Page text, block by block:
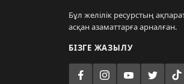
Бұл желілік ресурстың
асқан азаматтарға арналған.
БІЗГЕ ЖАЗЫЛУ